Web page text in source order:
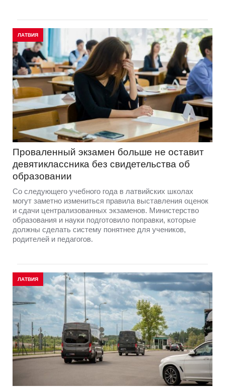
ЛАТВИЯ
Проваленный экзамен больше не оставит
девятиклассника без свидетельства об
образовании
Со следующего учебного года в латвийских школах
могут заметно измениться правила выставления оценок
и сдачи централизованных экзаменов. Министерство
образования и науки подготовило поправки, которые
должны сделать систему понятнее для учеников,
родителей и педагогов.
ЛАТВИЯ